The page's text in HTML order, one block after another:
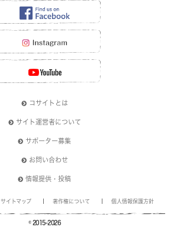
コサイトとは
サイト運営者について
サポーター募集
お問い合わせ
情報提供・投稿
サイトマップ 著作権について 個人情報保護方針
© 2015-2026